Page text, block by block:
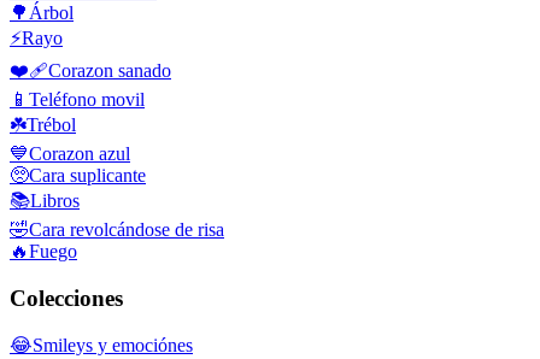
🌳 Árbol
⚡Rayo
❤️‍🩹Corazon sanado
📱 Teléfono movil
☘️Trébol
💙Corazon azul
🥺Cara suplicante
📚Libros
🤣Cara revolcándose de risa
🔥Fuego
Colecciones
😂Smileys y emociónes